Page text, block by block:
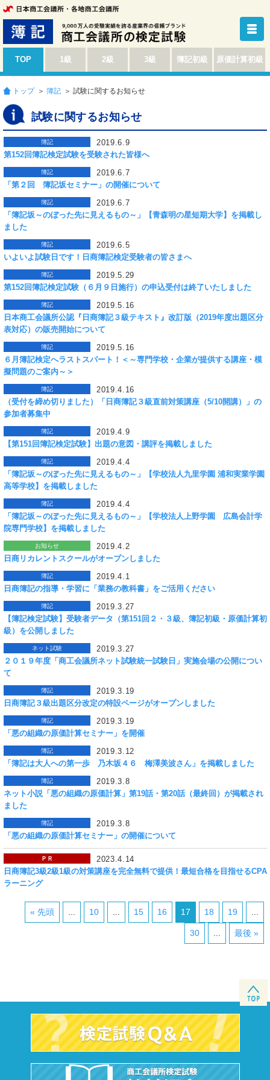
TOP 1級 2級 3級 簿記初級 原価計算初級
トップ ＞ 簿記 ＞ 試験に関するお知らせ
試験に関するお知らせ
簿記
2019.6.9
第152回簿記検定試験を受験された皆様へ
簿記
2019.6.7
「第２回 簿記坂セミナー」の開催について
簿記
2019.6.7
「簿記坂～のぼった先に見えるもの～」【青森明の星短期大学】を掲載し
ました
簿記
2019.6.5
いよいよ試験日です！日商簿記検定受験者の皆さまへ
簿記
2019.5.29
第152回簿記検定試験（６月９日施行）の申込受付は終了いたしました
簿記
2019.5.16
日本商工会議所公認『日商簿記３級テキスト』改訂版（2019年度出題区分
表対応）の販売開始について
簿記
2019.5.16
６月簿記検定へラストスパート！＜～専門学校・企業が提供する講座・模
擬問題のご案内～＞
簿記
2019.4.16
（受付を締め切りました）「日商簿記３級直前対策講座（5/10開講）」の
参加者募集中
簿記
2019.4.9
【第151回簿記検定試験】出題の意図・講評を掲載しました
簿記
2019.4.4
「簿記坂～のぼった先に見えるもの～」【学校法人九里学園 浦和実業学園
高等学校】を掲載しました
簿記
2019.4.4
「簿記坂～のぼった先に見えるもの～」【学校法人上野学園 広島会計学
院専門学校】を掲載しました
お知らせ
2019.4.2
日商リカレントスクールがオープンしました
簿記
2019.4.1
日商簿記の指導・学習に「業務の教科書」をご活用ください
簿記
2019.3.27
【簿記検定試験】受験者データ（第151回２・３級、簿記初級・原価計算初
級）を公開しました
ネット試験
2019.3.27
２０１９年度「商工会議所ネット試験統一試験日」実施会場の公開につい
て
簿記
2019.3.19
日商簿記３級出題区分改定の特設ページがオープンしました
簿記
2019.3.19
「悪の組織の原価計算セミナー」を開催
簿記
2019.3.12
「簿記は大人への第一歩 乃木坂４６ 梅澤美波さん」を掲載しました
簿記
2019.3.8
ネット小説「悪の組織の原価計算」第19話・第20話（最終回）が掲載され
ました
簿記
2019.3.8
「悪の組織の原価計算セミナー」の開催について
ＰＲ
2023.4.14
日商簿記3級2級1級の対策講座を完全無料で提供！最短合格を目指せるCPA
ラーニング
« 先頭 10 15 16 17 18 19
30 最後 »